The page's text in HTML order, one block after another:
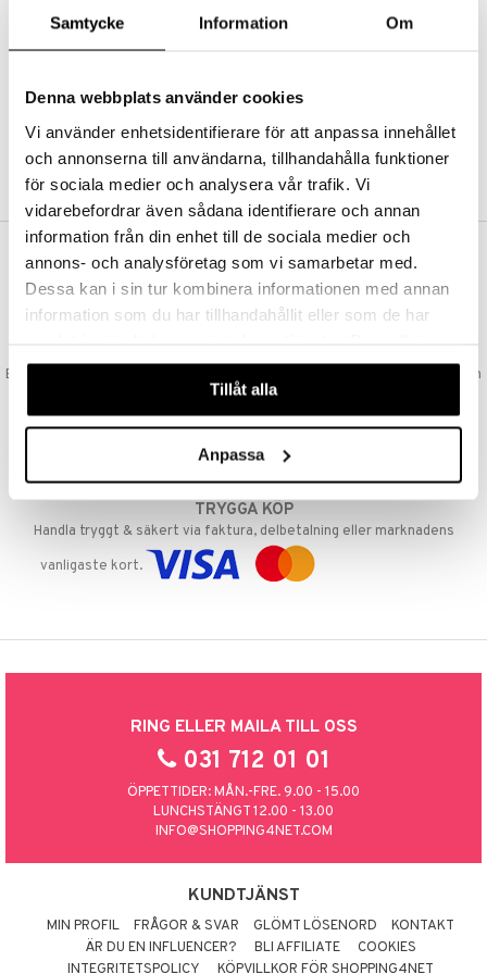
Samtycke Information Om
Denna webbplats använder cookies
Vi använder enhetsidentifierare för att anpassa innehållet
och annonserna till användarna, tillhandahålla funktioner
för sociala medier och analysera vår trafik. Vi
vidarebefordrar även sådana identifierare och annan
information från din enhet till de sociala medier och
annons- och analysföretag som vi samarbetar med.
Dessa kan i sin tur kombinera informationen med annan
information som du har tillhandahållit eller som de har
våra cookies vid fortsatt användande av vår webbplats.
Tillåt alla
Anpassa
Abonnemang
Bevaka produkter
Recensera produkter
SKAPA KUND
VAD KOSTAR FRAKTEN?
Vi erbjuder fri frakt från 350 kr. Vår gräns för fraktfri leverans bestäms
utifån vilken avdelning du handlar från. Läs mer här »
Beställningar lagda före 14:00 (gäller varor i lager) skickas normalt ut från
oss samma dag.
GODKÄND AV LÄKEMEDELSVERKET
EU-logotypen är symbolen som visar att vi är godkända av
TRYGGA KÖP
Handla tryggt & säkert via faktura, delbetalning eller marknadens
vanligaste kort.
RING ELLER MAILA TILL OSS
031 712 01 01
ÖPPETTIDER: MÅN.-FRE. 9.00 - 15.00
LUNCHSTÄNGT 12.00 - 13.00
INFO@SHOPPING4NET.COM
KUNDTJÄNST
MIN PROFIL FRÅGOR & SVAR GLÖMT LÖSENORD
KONTAKT
ÄR DU EN INFLUENCER?
BLI AFFILIATE
COOKIES
INTEGRITETSPOLICY
KÖPVILLKOR FÖR SHOPPING4NET